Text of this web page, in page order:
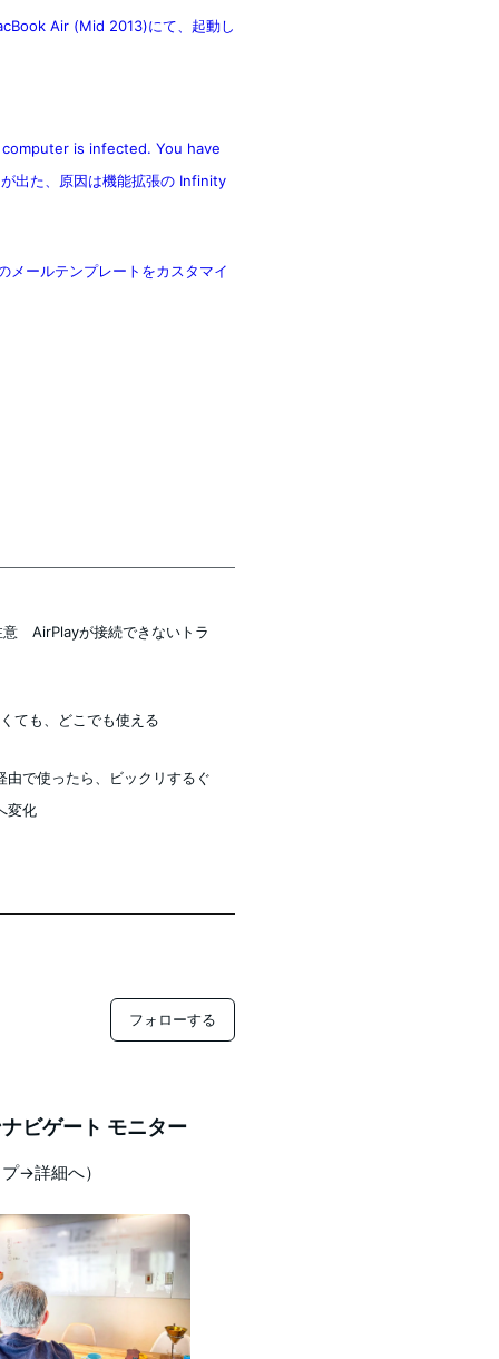
Air (Mid 2013)にて、起動し
computer is infected. You have
出た、原因は機能拡張の Infinity
ールテンプレートをカスタマイ
AirPlayが接続できないトラ
ても、どこでも使える
で使ったら、ビックリするぐ
変化
フォローする
ビゲート モニター
→詳細へ）